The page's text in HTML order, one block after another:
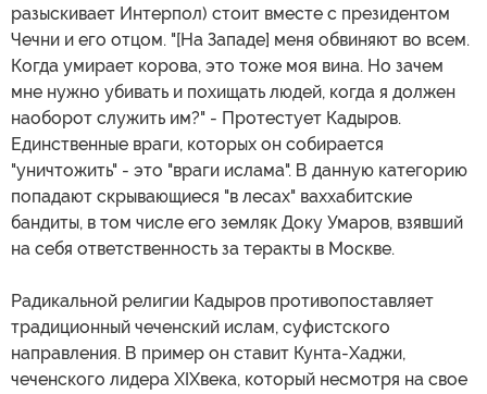
разыскивает Интерпол) стоит вместе с президентом
Чечни и его отцом. "[На Западе] меня обвиняют во всем.
Когда умирает корова, это тоже моя вина. Но зачем
мне нужно убивать и похищать людей, когда я должен
наоборот служить им?" - Протестует Кадыров.
Единственные враги, которых он собирается
"уничтожить" - это "враги ислама". В данную категорию
попадают скрывающиеся "в лесах" ваххабитские
бандиты, в том числе его земляк Доку Умаров, взявший
на себя ответственность за теракты в Москве.
Радикальной религии Кадыров противопоставляет
традиционный чеченский ислам, суфистского
направления. В пример он ставит Кунта-Хаджи,
чеченского лидера XIXвека, который несмотря на свое